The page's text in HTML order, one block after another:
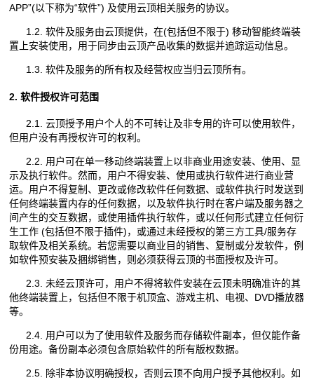
APP”(以下称为“软件”) 及使用云顶相关服务的协议。
1.2. 软件及服务由云顶提供，在(包括但不限于) 移动智能终端装
置上安装使用，用于同步由云顶产品收集的数据并追踪运动信息。
1.3. 软件及服务的所有权及经营权应当归云顶所有。
2. 软件授权许可范围
2.1. 云顶授予用户个人的不可转让及非专用的许可以使用软件，
但用户没有再授权许可的权利。
2.2. 用户可在单一移动终端装置上以非商业用途安装、使用、显
示及执行软件。然而，用户不得安装、使用或执行软件进行商业营
运。用户不得复制、更改或修改软件任何数据、或软件执行时发送到
任何终端装置内存的任何数据，以及软件执行时在客户端及服务器之
间产生的交互数据，或使用插件执行软件，或以任何形式建立任何衍
生工作 (包括但不限于插件)，或通过未经授权的第三方工具/服务存
取软件及相关系统。若您需要以商业目的销售、复制或分发软件，例
如软件预安装及捆绑销售，则必须获得云顶的书面授权及许可。
2.3. 未经云顶许可，用户不得将软件安装在云顶未明确准许的其
他终端装置上，包括但不限于机顶盒、游戏主机、电视、DVD播放器
等。
2.4. 用户可以为了使用软件及服务而存储软件副本，但仅能作备
份用途。备份副本必须包含原始软件的所有版权数据。
2.5. 除非本协议明确授权，否则云顶不向用户授予其他权利。如